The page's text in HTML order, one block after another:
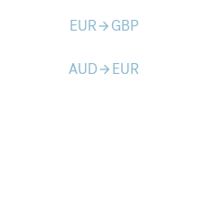
EURarrow_forward GBP
AUDarrow_forward EUR